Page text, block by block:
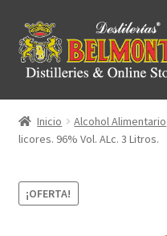
Ir
a
la
Ir
al
contenido
Inicio Alcohol Alimentario
licores. 96% Vol. ALc. 3 Litros.
¡OFERTA!